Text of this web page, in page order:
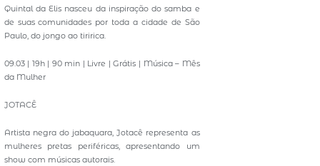
Quintal da Elis nasceu da inspiração do samba e
de suas comunidades por toda a cidade de São
Paulo, do jongo ao tiririca.
09.03 | 19h | 90 min | Livre | Grátis | Música – Mês
da Mulher
JOTACÊ
Artista negra do jabaquara, Jotacê representa as
mulheres pretas periféricas, apresentando um
show com músicas autorais.